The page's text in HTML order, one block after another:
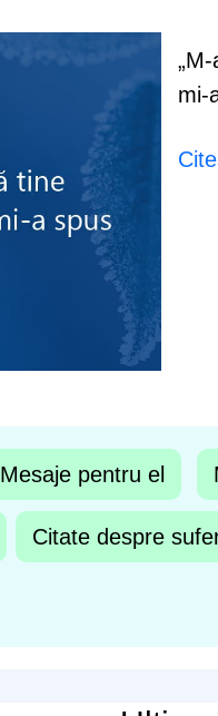
mi-
Mesaje pentru el
Citate despre